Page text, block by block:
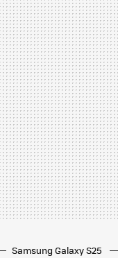
Samsung Galaxy S25